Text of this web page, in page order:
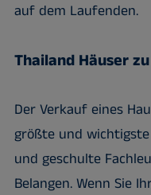
auf dem Laufenden.
Thailand Häuser
Der Verkauf eines
größte und
und geschulte
Belangen. Wenn Sie